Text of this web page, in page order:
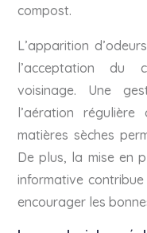
compost.
L’apparition
l’acceptation du
voisinage. Une
l’aération
matières sèches
De plus, la mise en
informative
encourager les